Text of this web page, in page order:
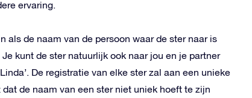
ervaring.
als de naam van de persoon waar de ster naar is
Je kunt de ster natuurlijk ook naar jou en je partner
De registratie van elke ster zal aan een unieke
de naam van een ster niet uniek hoeft te zijn